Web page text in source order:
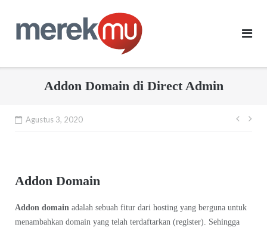
Addon Domain di Direct Admin
Agustus 3, 2020
Addon Domain
Addon domain adalah sebuah fitur dari hosting yang berguna untuk
menambahkan domain yang telah terdaftarkan (register). Sehingga